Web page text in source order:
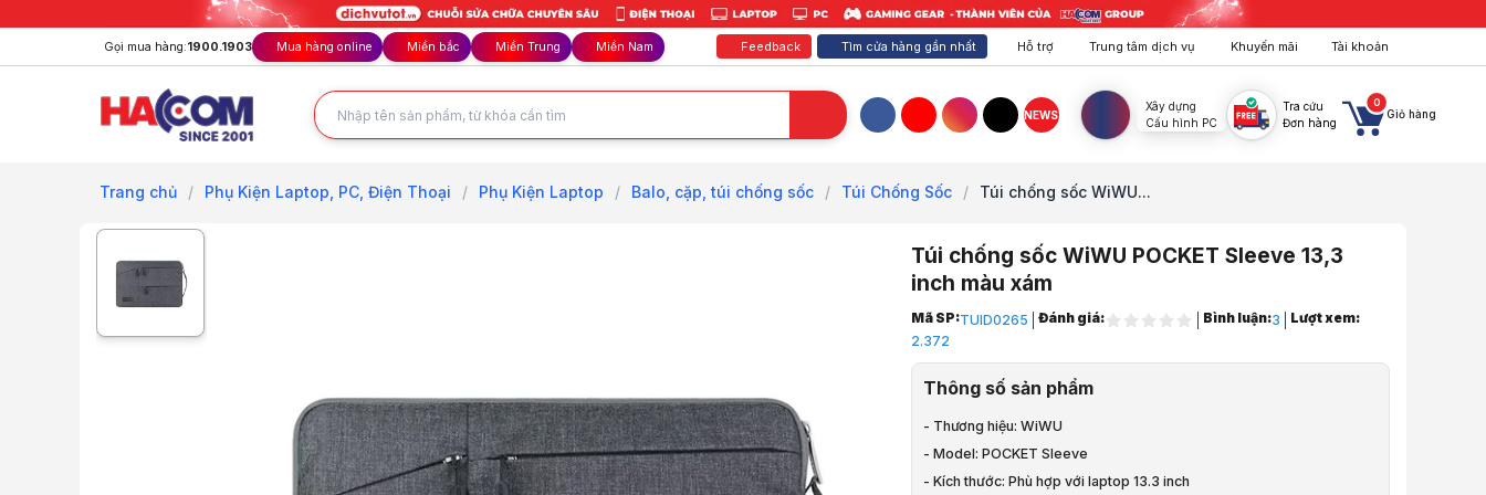
Gọi mua hàng:1900.1903 Mua hàng online Miền bắc Miền Trung Miền Nam Feedback Tìm cửa hàng gần nhất Hỗ trợ Trung tâm dịch vụ Khuyến mãi Tài khoản
FacebookYouTubeInstagram
TikTok
NEWS
Xây dựng
Cấu hình PC
Tra cứu
Đơn hàng
0
Giỏ hàng
Trang chủ / Phụ Kiện Laptop, PC, Điện Thoại / Phụ Kiện Laptop / Balo, cặp, túi chống sốc / Túi Chống Sốc / Túi chống sốc WiWU...
Túi chống sốc WiWU POCKET Sleeve 13,3
inch màu xám
Trang chủ
1
Phụ Kiện Laptop, PC, Điện Thoại
Phụ Kiện Laptop
Túi Chống Sốc
Mã SP:TUID0265 Đánh giá: Bình luận:3
Lượt xem:
2.372
Thông số sản phẩm
- Thương hiệu: WiWU
- Model: POCKET Sleeve
- Kích thước: Phù hợp với laptop 13.3 inch